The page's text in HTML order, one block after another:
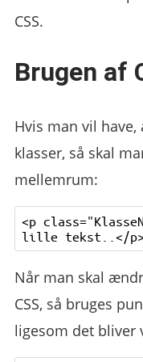
CSS.
Brugen af
Hvis man vil
klasser, så skal
mellemrum:
<p
Når man skal
CSS, så bruges
ligesom det bliver